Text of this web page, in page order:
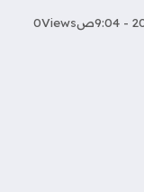
Views
0